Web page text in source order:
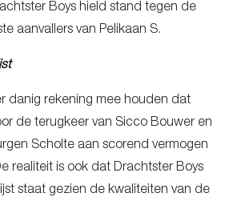
Boys hield stand tegen de
aanvallers van Pelikaan S.
danig rekening mee houden dat
de terugkeer van Sicco Bouwer en
Scholte aan scorend vermogen
realiteit is ook dat Drachtster Boys
staat gezien de kwaliteiten van de